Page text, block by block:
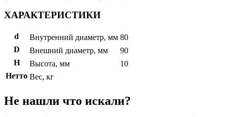
ХАРАКТЕРИСТИКИ
d Внутренний диаметр, мм 80
D
Внешний диаметр, мм
90
H
Высота, мм
10
Нетто Вес, кг
Не нашли что искали?